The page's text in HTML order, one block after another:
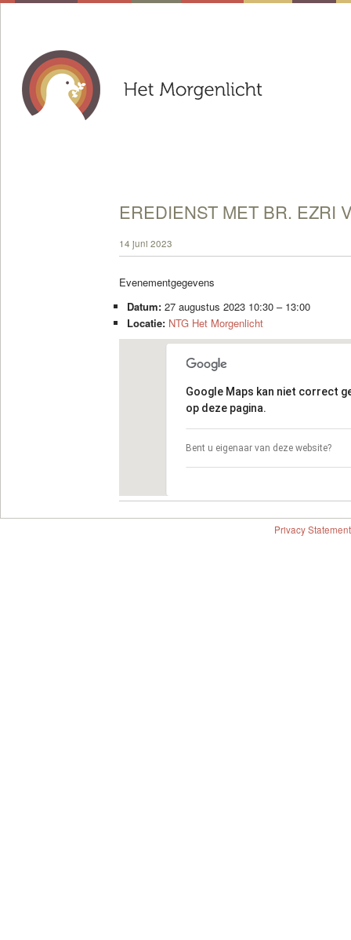
EREDIENST MET BR. EZRI
14 juni 2023
Evenementgegevens
Datum: 27 augustus 2023 10:30– 13:00
Locatie: NTG Het Morgenlicht
Google Maps kan niet correct
op deze pagina.
Bent u eigenaar van deze website?
Privacy Statement